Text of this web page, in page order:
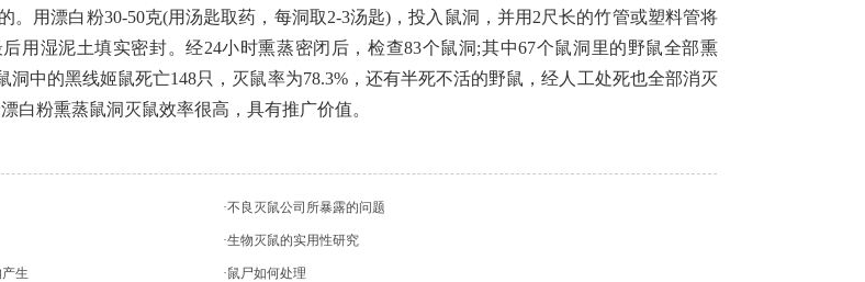
。用漂白粉30-50克(用汤匙取药，每洞取2-3汤匙)，投入鼠洞，并用2尺长的竹管或塑料管将
用湿泥土填实密封。经24小时熏蒸密闭后，检查83个鼠洞;其中67个鼠洞里的野鼠全部熏
洞中的黑线姬鼠死亡148只，灭鼠率为78.3%，还有半死不活的野鼠，经人工处死也全部消灭
白粉熏蒸鼠洞灭鼠效率很高，具有推广价值。
·不良灭鼠公司所暴露的问题
·生物灭鼠的实用性研究
生 ·鼠尸如何处理